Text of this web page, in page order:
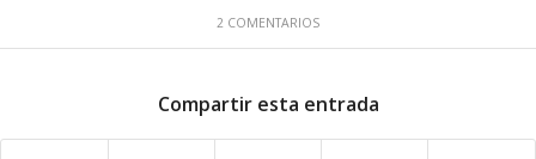
2 COMENTARIOS
Compartir esta entrada